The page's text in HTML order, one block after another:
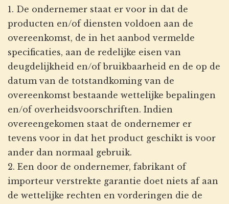
1. De ondernemer staat er voor in dat de
producten en/of diensten voldoen aan de
overeenkomst, de in het aanbod vermelde
specificaties, aan de redelijke eisen van
deugdelijkheid en/of bruikbaarheid en de op de
datum van de totstandkoming van de
overeenkomst bestaande wettelijke bepalingen
en/of overheidsvoorschriften. Indien
overeengekomen staat de ondernemer er
tevens voor in dat het product geschikt is voor
ander dan normaal gebruik.
2. Een door de ondernemer, fabrikant of
importeur verstrekte garantie doet niets af aan
de wettelijke rechten en vorderingen die de